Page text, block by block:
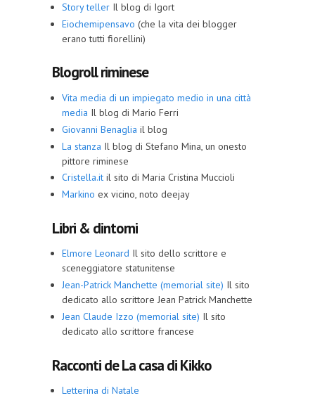
Story teller Il blog di Igort
Eiochemipensavo (che la vita dei blogger
erano tutti fiorellini)
Blogroll riminese
Vita media di un impiegato medio in una città
media Il blog di Mario Ferri
Giovanni Benaglia il blog
La stanza Il blog di Stefano Mina, un onesto
pittore riminese
Cristella.it il sito di Maria Cristina Muccioli
Markino ex vicino, noto deejay
Libri & dintorni
Elmore Leonard Il sito dello scrittore e
sceneggiatore statunitense
Jean-Patrick Manchette (memorial site) Il sito
dedicato allo scrittore Jean Patrick Manchette
Jean Claude Izzo (memorial site) Il sito
dedicato allo scrittore francese
Racconti de La casa di Kikko
Letterina di Natale